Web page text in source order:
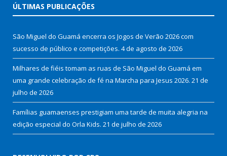
ÚLTIMAS PUBLICAÇÕES
São Miguel do Guamá encerra os Jogos de Verão 2026 com
sucesso de público e competições. 4 de agosto de 2026
Milhares de fiéis tomam as ruas de São Miguel do Guamá em
uma grande celebração de fé na Marcha para Jesus 2026. 21 de
julho de 2026
Famílias guamaenses prestigiam uma tarde de muita alegria na
edição especial do Orla Kids. 21 de julho de 2026